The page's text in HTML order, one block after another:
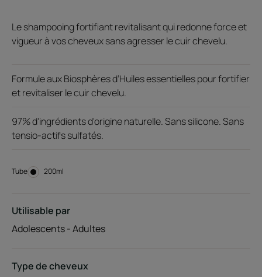
Le shampooing fortifiant revitalisant qui redonne force et
vigueur à vos cheveux sans agresser le cuir chevelu.
Formule aux Biosphères d’Huiles essentielles pour fortifier
et revitaliser le cuir chevelu.
97% d'ingrédients d'origine naturelle. Sans silicone. Sans
tensio-actifs sulfatés.
Tube Tube
200ml
Utilisable par
Adolescents - Adultes
Type de cheveux